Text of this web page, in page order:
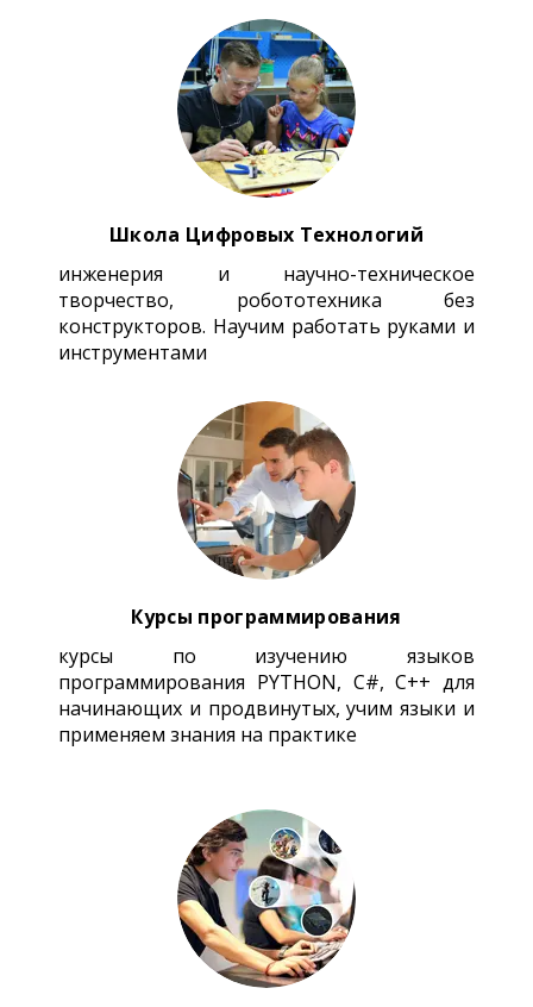
Школа Цифровых Технологий
инженерия и научно-техническое
творчество, робототехника без
конструкторов. Научим работать руками и
инструментами
Курсы программирования
курсы по изучению языков
программирования PYTHON, C#, C++ для
начинающих и продвинутых, учим языки и
применяем знания на практике